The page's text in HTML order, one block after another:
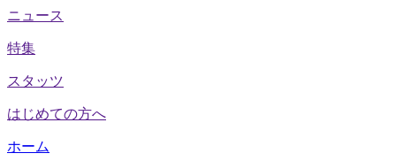
ニュース
特集
スタッツ
はじめての方へ
ホーム